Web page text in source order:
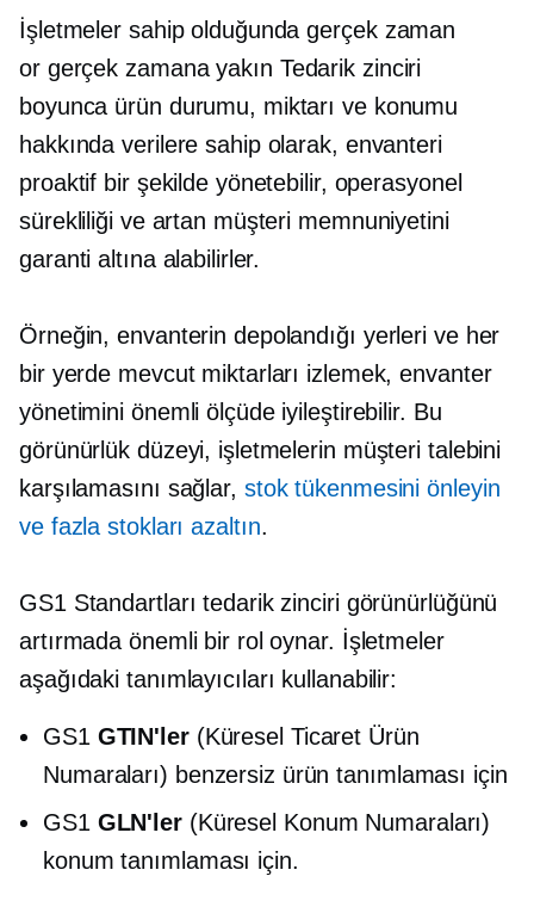
İşletmeler sahip olduğundagerçek zaman
or gerçek zamana yakın Tedarik zinciri
boyunca ürün durumu, miktarı ve konumu
hakkında verilere sahip olarak, envanteri
proaktif bir şekilde yönetebilir, operasyonel
sürekliliği ve artan müşteri memnuniyetini
garanti altına alabilirler.
Örneğin, envanterin depolandığı yerleri ve her
bir yerde mevcut miktarları izlemek, envanter
yönetimini önemli ölçüde iyileştirebilir. Bu
görünürlük düzeyi, işletmelerin müşteri talebini
karşılamasını sağlar, stok tükenmesini önleyin
ve fazla stokları azaltın.
GS1 Standartları tedarik zinciri görünürlüğünü
artırmada önemli bir rol oynar. İşletmeler
aşağıdaki tanımlayıcıları kullanabilir:
GS1 GTIN'ler(Küresel Ticaret Ürün
Numaraları) benzersiz ürün tanımlaması için
GS1 GLN'ler(Küresel Konum Numaraları)
konum tanımlaması için.